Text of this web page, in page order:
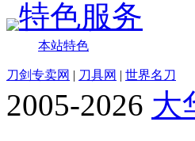
特色服务
本站特色
刀剑专卖网 | 刀具网 | 世界名刀
2005-2026 大